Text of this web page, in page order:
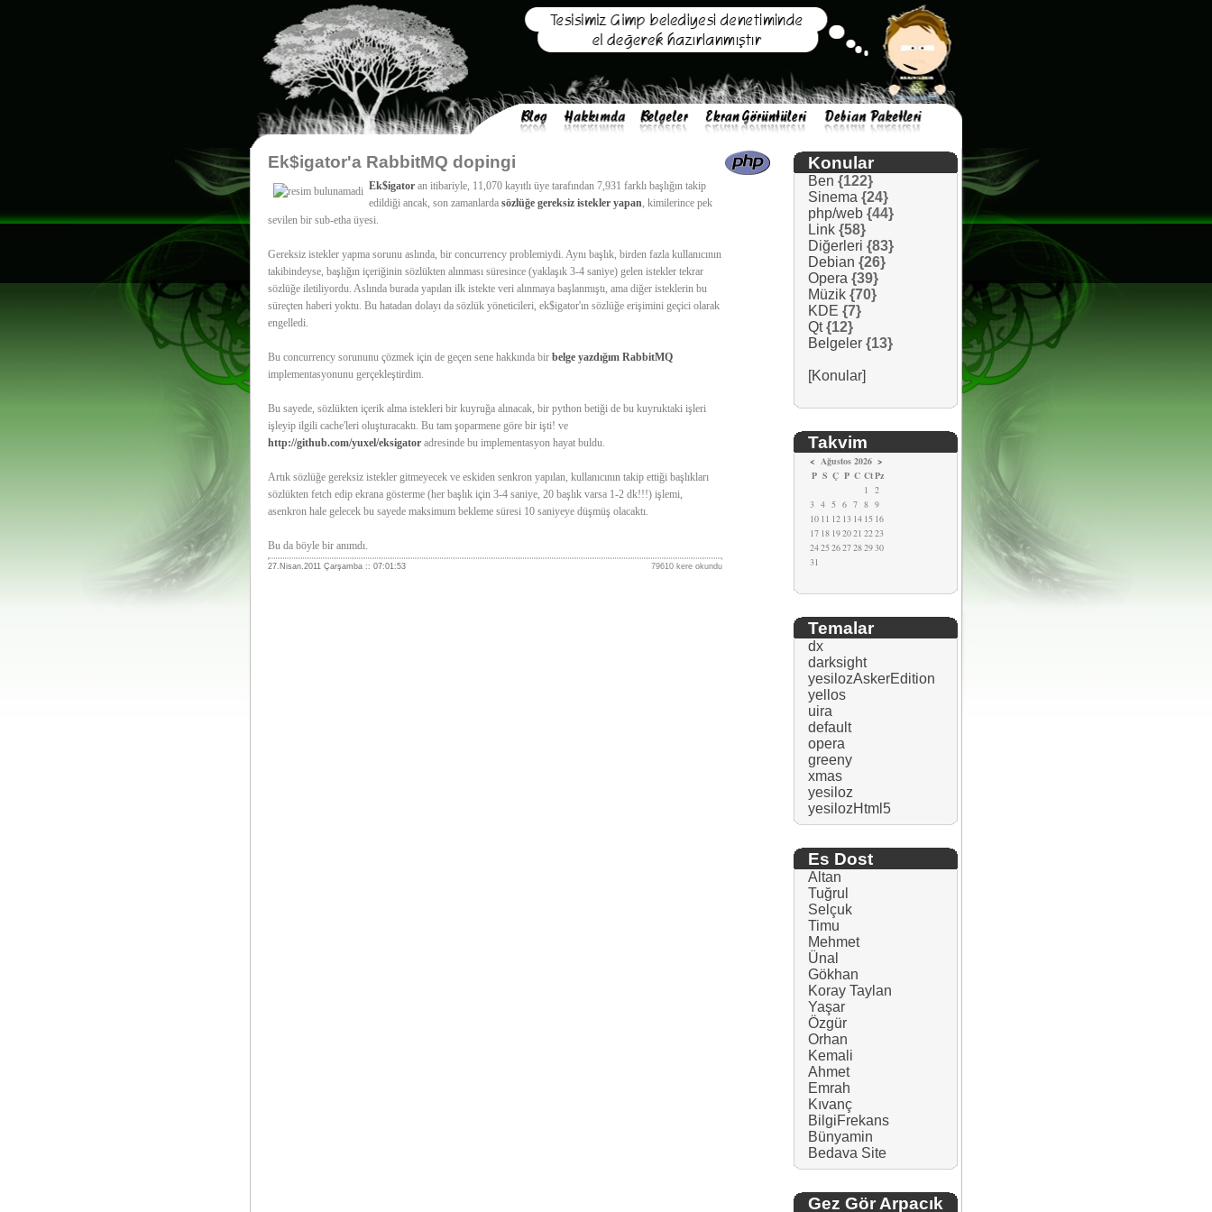
Ek$igator'a RabbitMQ dopingi
Ek$igatoran itibariyle, 11,070 kayıtlı üye tarafından 7,931 farklı başlığın takip
edildiği ancak, son zamanlarda sözlüğe gereksiz istekler yapan, kimilerince pek
sevilen bir sub-etha üyesi.
Gereksiz istekler yapma sorunu aslında, bir concurrency problemiydi. Aynı başlık, birden fazla kullanıcının
takibindeyse, başlığın içeriğinin sözlükten alınması süresince (yaklaşık 3-4 saniye) gelen istekler tekrar
sözlüğe iletiliyordu. Aslında burada yapılan ilk istekte veri alınmaya başlanmıştı, ama diğer isteklerin bu
süreçten haberi yoktu. Bu hatadan dolayı da sözlük yöneticileri, ek$igator'ın sözlüğe erişimini geçici olarak
engelledi.
Bu concurrency sorununu çözmek için de geçen sene hakkında bir belge yazdığım RabbitMQ
implementasyonunu gerçekleştirdim.
Bu sayede, sözlükten içerik alma istekleri bir kuyruğa alınacak, bir python betiği de bu kuyruktaki işleri
işleyip ilgili cache'leri oluşturacaktı. Bu tam şoparmene göre bir işti! ve
http://github.com/yuxel/eksigatoradresinde bu implementasyon hayat buldu.
Artık sözlüğe gereksiz istekler gitmeyecek ve eskiden senkron yapılan, kullanıcının takip ettiği başlıkları
sözlükten fetch edip ekrana gösterme (her başlık için 3-4 saniye, 20 başlık varsa 1-2 dk!!!) işlemi,
asenkron hale gelecek bu sayede maksimum bekleme süresi 10 saniyeye düşmüş olacaktı.
Bu da böyle bir anımdı.
27.Nisan.2011 Çarşamba :: 07:01:53 79610 kere okundu
Konular
Ben {122}
Sinema {24}
php/web {44}
Link {58}
Diğerleri {83}
Debian {26}
Opera {39}
Müzik {70}
KDE {7}
Qt {12}
Belgeler {13}
[Konular]
Takvim
< Ağustos 2026 >
P S Ç P C CtPz
1 2
3 4 5 6 7 8 9
10 11 12 13 14 15 16
17 18 192021 2223
24252627282930
31
Temalar
dx
darksight
yesilozAskerEdition
yellos
uira
default
opera
greeny
xmas
yesiloz
yesilozHtml5
Es Dost
Altan
Tuğrul
Selçuk
Timu
Mehmet
Ünal
Gökhan
Koray Taylan
Yaşar
Özgür
Orhan
Kemali
Ahmet
Emrah
Kıvanç
BilgiFrekans
Bünyamin
Bedava Site
Gez Gör Arpacık